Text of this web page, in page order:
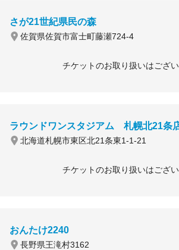
さが21世紀県民の森
佐賀県佐賀市富士町藤瀬724-4
チケットのお取り扱いはござ
ラウンドワンスタジアム 札幌北21条
北海道札幌市東区北21条東1-1-21
チケットのお取り扱いはござ
おんたけ2240
長野県王滝村3162